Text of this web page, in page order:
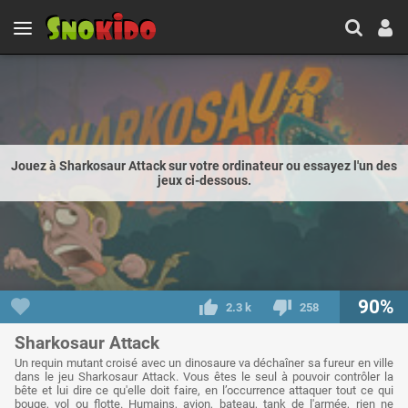
Jouez à Sharkosaur Attack sur votre ordinateur ou essayez l'un des
jeux ci-dessous.
2.3 k 258 90%
Sharkosaur Attack
Un requin mutant croisé avec un dinosaure va déchaîner sa fureur en ville
dans le jeu Sharkosaur Attack. Vous êtes le seul à pouvoir contrôler la
bête et lui dire ce qu'elle doit faire, en l’occurrence attaquer tout ce qui
bouge, vol ou flotte. Humains, avion, bateau, tank de l'armée, rien ne